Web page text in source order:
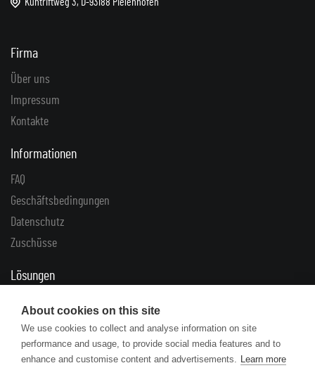
Firma
Über uns
Impressum
Kontakte
Informationen
FAQ
Geschäftsbedingungen
Datenschutz
Zuschüsse
Lösungen
Rücklieferungen
Links
About cookies on this site
We use cookies to collect and analyse information on site
performance and usage, to provide social media features and to
enhance and customise content and advertisements. Learn more